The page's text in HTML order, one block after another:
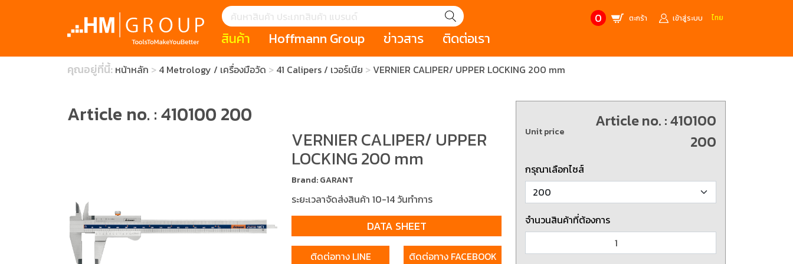
0 ตะกร้า เข้าสู่ระบบ ไทย
สินค้า
แนะนำ
กระดาษอุตสาหกรรม
มีดคัตเตอร์นิรภัย (safety cutter)
สินค้าประเภทประแจ
สินค้าราคาพิเศษจากแบรนด์ PB
Swiss Tool
เครื่องมือที่ไม่ก่อให้เกิดประกายไฟ
(Non-sparking tools)
(ESD)
เครื่องมือสำหรับการทำงานในที่สูง
(Tools Height)
เครื่องมือสำหรับช่างยนต์ (
Mechanic Tools)
เครื่องมือสำหรับช่างไฟฟ้า
(Electrician Tool)
ATORN
1 Mono machining / เครื่องมือใช้
2 Modular machining / ชุด
3 Clamping technology /
Hoffmann Group
HOFFMANN GROUP STORY HOLEX GARANT
MANUFACTURE’S BRANDS
ข่าวสาร
บทความ เหตุการณ์ Salespage
CONTACT US
ติดต่อเรา
คุณอยู่ที่นี้: หน้าหลัก 4 Metrology / เครื่องมือวัด 41 Calipers / เวอร์เนีย VERNIER CALIPER/ UPPER LOCKING 200 mm
Article no. : 410100 200
VERNIER CALIPER/ UPPER
LOCKING 200 mm
Brand: GARANT
ระยะเวลาจัดส่งสินค้า 10-14 วันทำการ
DATA SHEET
ติดต่อทาง LINE ติดต่อทาง FACEBOOK
Unit price
Article no. : 410100
200
กรุณาเลือกไซส์
จำนวนสินค้าที่ต้องการ